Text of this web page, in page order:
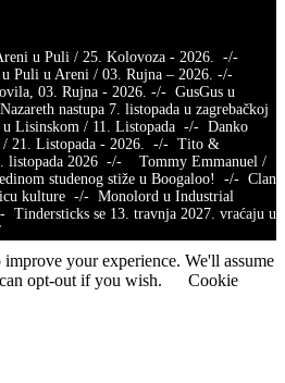
u Puli / 25. Kolovoza - 2026. -/-
Puli u Areni / 03. Rujna – 2026. -/-
03. Rujna - 2026. -/- GusGus u
nastupa 7. listopada u zagrebačkoj
Lisinskom / 11. Listopada -/- Danko
/ 21. Listopada - 2026. -/- Tito &
listopada 2026 -/- Tommy Emmanuel /
studenog stiže u Boogaloo! -/- Clan
kulture -/- Monolord u Industrial
Tindersticks se 13. travnja 2027. vraćaju u
/
your experience. We'll assume
opt-out if you wish.
Cookie